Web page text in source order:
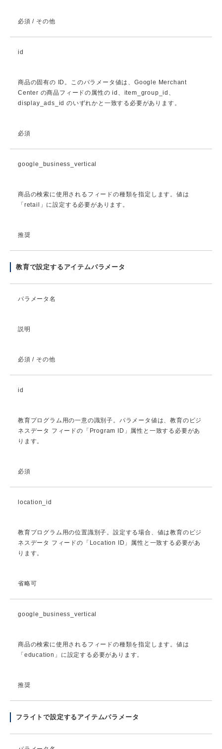
必須 / その他
id
商品の固有の ID。このパラメータ値は、Google Merchant
Center の商品フィードの属性の id、item_group_id、
display_ads_id のいずれかと一致する必要があります。
必須
google_business_vertical
商品の検索に使用されるフィードの種類を指定します。値は
「retail」に設定する必要があります。
推奨
教育で設定するアイテムパラメータ
パラメータ名
説明
必須 / その他
id
教育プログラム用の一意の識別子。パラメータ値は、教育のビジ
ネスデータ フィードの「Program ID」属性と一致する必要があ
ります。
必須
location_id
教育プログラム用の位置識別子。設定する場合、値は教育のビジ
ネスデータ フィードの「Location ID」属性と一致する必要があ
ります。
省略可
google_business_vertical
商品の検索に使用されるフィードの種類を指定します。値は
「education」に設定する必要があります。
推奨
フライトで設定するアイテムパラメータ